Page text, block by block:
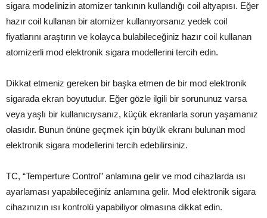
sigara modelinizin atomizer tankının kullandığı coil altyapısı. Eğer
hazır coil kullanan bir atomizer kullanıyorsanız yedek coil
fiyatlarını araştırın ve kolayca bulabileceğiniz hazır coil kullanan
atomizerli mod elektronik sigara modellerini tercih edin.
Dikkat etmeniz gereken bir başka etmen de bir mod elektronik
sigarada ekran boyutudur. Eğer gözle ilgili bir sorununuz varsa
veya yaşlı bir kullanıcıysanız, küçük ekranlarla sorun yaşamanız
olasıdır. Bunun önüne geçmek için büyük ekranı bulunan mod
elektronik sigara modellerini tercih edebilirsiniz.
TC, “Temperture Control” anlamına gelir ve mod cihazlarda ısı
ayarlaması yapabileceğiniz anlamına gelir. Mod elektronik sigara
cihazınızın ısı kontrolü yapabiliyor olmasına dikkat edin.